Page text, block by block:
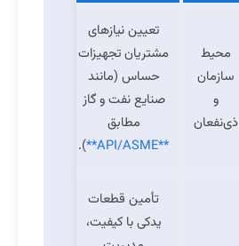
محیط
سازمان
و
ذی‌نفعان
تعیین نیازهای
مشتریان تجهیزات
حساس (مانند
صنایع نفت و گاز
مطابق
**API/ASME**
).
تأمین قطعات
یدکی با کیفیت،